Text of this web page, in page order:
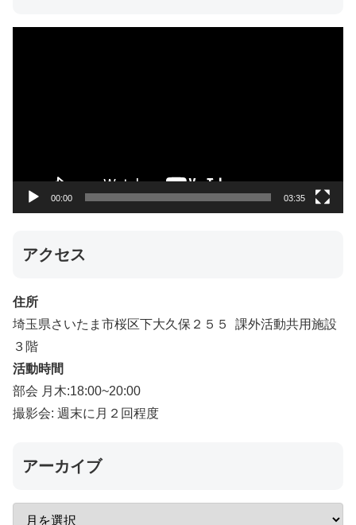
00:00 03:35
アクセス
住所
埼玉県さいたま市桜区下大久保２５５ 課外活動共用施設
３階
活動時間
部会 月木:18:00~20:00
撮影会: 週末に月２回程度
アーカイブ